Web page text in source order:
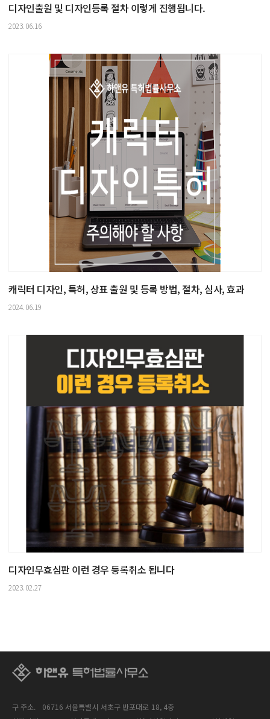
디자인출원 및 디자인등록 절차 이렇게 진행됩니다.
2023.06.16
캐릭터 디자인, 특허, 상표 출원 및 등록 방법, 절차, 심사, 효과
2024.06.19
디자인무효심판 이런 경우 등록취소 됩니다
2023.02.27
구 주소.
06716 서울특별시 서초구 반포대로 18, 4층